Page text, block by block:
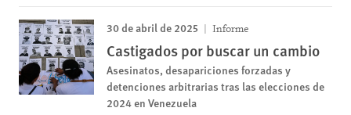
30 de abril de 2025 Informe
Castigados por buscar un cambio
Asesinatos, desapariciones forzadas y
detenciones arbitrarias tras las elecciones de
2024 en Venezuela